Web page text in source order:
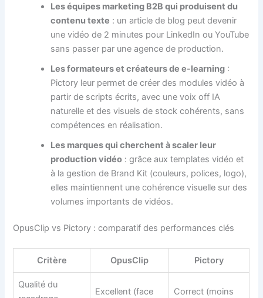
Les équipes marketing B2B qui produisent du
contenu texte : un article de blog peut devenir
une vidéo de 2 minutes pour LinkedIn ou YouTube
sans passer par une agence de production.
Les formateurs et créateurs de e-learning :
Pictory leur permet de créer des modules vidéo à
partir de scripts écrits, avec une voix off IA
naturelle et des visuels de stock cohérents, sans
compétences en réalisation.
Les marques qui cherchent à scaler leur
production vidéo : grâce aux templates vidéo et
à la gestion de Brand Kit (couleurs, polices, logo),
elles maintiennent une cohérence visuelle sur des
volumes importants de vidéos.
OpusClip vs Pictory : comparatif des performances clés
Critère OpusClip Pictory
Qualité du
Excellent (face
Correct (moins